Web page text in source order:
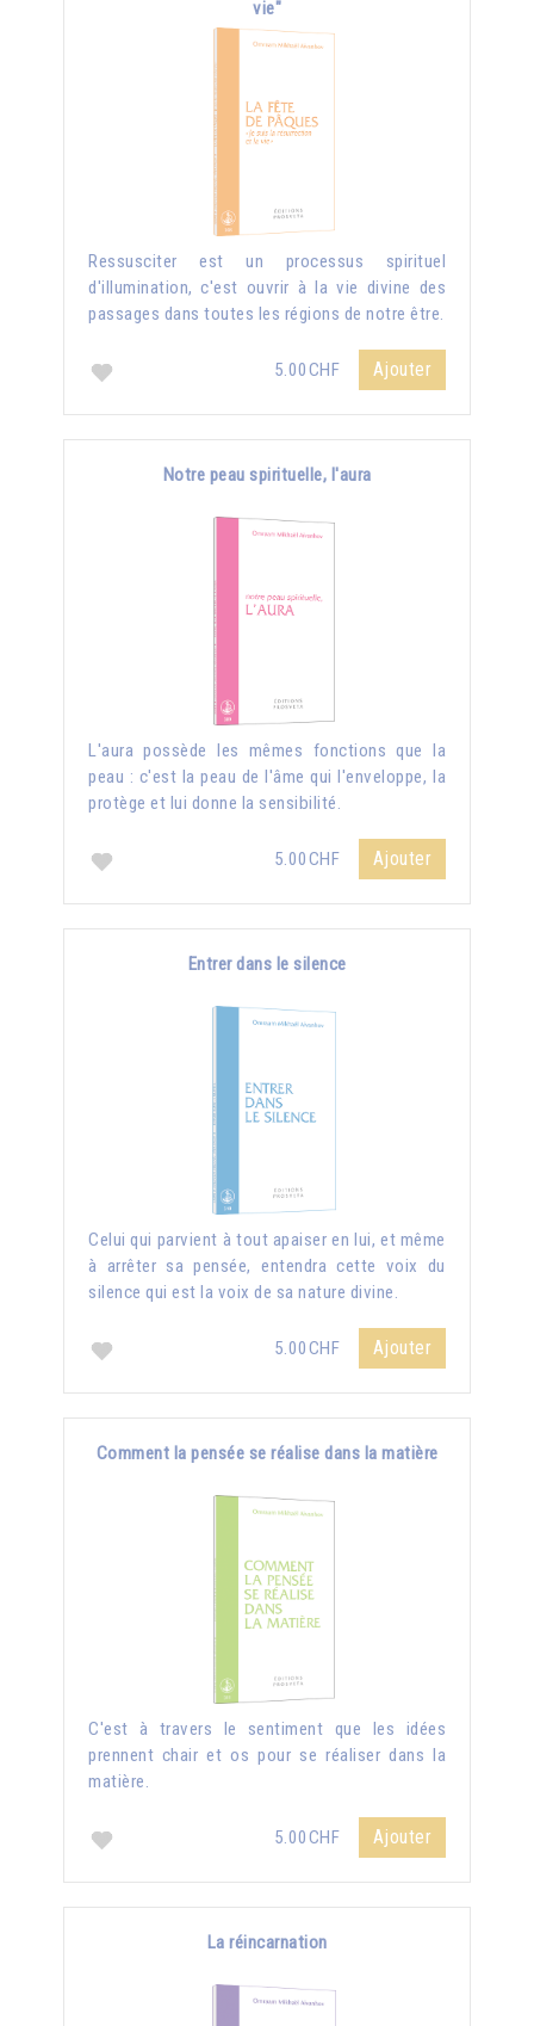
vie"
Ressusciter est un processus spirituel
d'illumination, c'est ouvrir à la vie divine des
passages dans toutes les régions de notre être.
5.00CHF Ajouter
Notre peau spirituelle, l'aura
L'aura possède les mêmes fonctions que la
peau : c'est la peau de l'âme qui l'enveloppe, la
protège et lui donne la sensibilité.
5.00CHF Ajouter
Entrer dans le silence
Celui qui parvient à tout apaiser en lui, et même
à arrêter sa pensée, entendra cette voix du
silence qui est la voix de sa nature divine.
5.00CHF Ajouter
Comment la pensée se réalise dans la matière
C'est à travers le sentiment que les idées
prennent chair et os pour se réaliser dans la
matière.
5.00CHF Ajouter
La réincarnation